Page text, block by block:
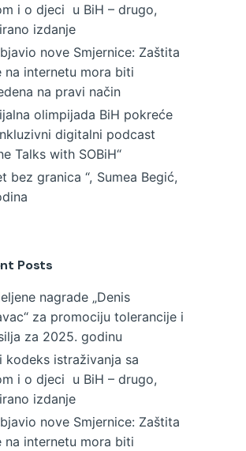
i o djeci u BiH – drugo,
izdanje
nove Smjernice: Zaštita
na internetu mora biti
na pravi način
olimpijada BiH pokreće
digitalni podcast
Talks with SOBiH“
bez granica “, Sumea Begić,
Posts
nagrade „Denis
za promociju tolerancije i
za 2025. godinu
kodeks istraživanja sa
i o djeci u BiH – drugo,
izdanje
nove Smjernice: Zaštita
na internetu mora biti